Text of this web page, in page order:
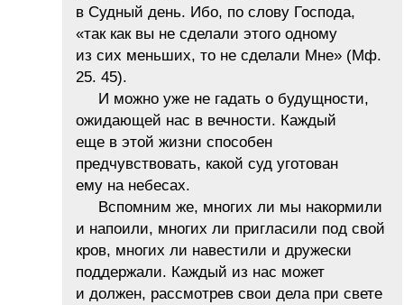
в Судный день. Ибо, по слову Господа,
«так как вы не сделали этого одному
из сих меньших, то не сделали Мне» (Мф.
25. 45).
И можно уже не гадать о будущности,
ожидающей нас в вечности. Каждый
еще в этой жизни способен
предчувствовать, какой суд уготован
ему на небесах.
Вспомним же, многих ли мы накормили
и напоили, многих ли пригласили под свой
кров, многих ли навестили и дружески
поддержали. Каждый из нас может
и должен, рассмотрев свои дела при свете